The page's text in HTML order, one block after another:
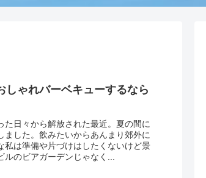
しゃれバーベキューするなら
た日々から解放された最近。夏の間に
ました。飲みたいからあんまり郊外に
私は準備や片づけはしたくないけど景
のビアガーデンじゃなく...